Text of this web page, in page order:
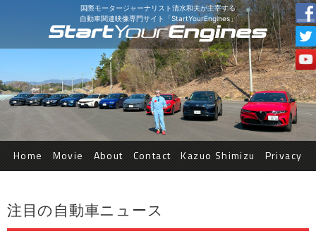
国際モータージャーナリスト清水和夫が主宰する
自動車関連映像専門サイト「StartYourEngines」
Home Movie About Contact Kazuo Shimizu Privacy
注目の自動車ニュース